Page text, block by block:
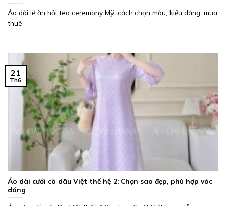
Áo dài lễ ăn hỏi tea ceremony Mỹ: cách chọn màu, kiểu dáng, mua
thuê
Áo dài cưới cô dâu Việt thế hệ 2: Chọn sao đẹp, phù hợp vóc
dáng
21
Th6